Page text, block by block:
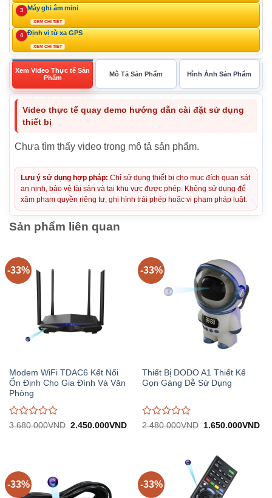
3 Máy ghi âm mini
XEM CHI TIẾT
4 Định vị từ xa GPS
XEM CHI TIẾT
Xem Video Thực tế Sản
Phẩm
Mô Tả Sản Phẩm Hình Ảnh Sản Phẩm
Video thực tế quay demo hướng dẫn cài đặt sử dụng
thiết bị
Chưa tìm thấy video trong mô tả sản phẩm.
Lưu ý sử dụng hợp pháp: Chỉ sử dụng thiết bị cho mục đích quan sát
an ninh, bảo vệ tài sản và tại khu vực được phép. Không sử dụng để
xâm phạm quyền riêng tư, ghi hình trái phép hoặc vi phạm pháp luật.
Sản phẩm liên quan
-33%
Modem WiFi TDAC6 Kết Nối
Ổn Định Cho Gia Đình Và Văn
Phòng
Được
5
3.680.000VND Giá
2.450.000VNDGiá
-33%
Thiết Bị DODO A1 Thiết Kế
Gọn Gàng Dễ Sử Dụng
Được
5
2.480.000VND
Giá
1.650.000VNDGiá
-33% -33%